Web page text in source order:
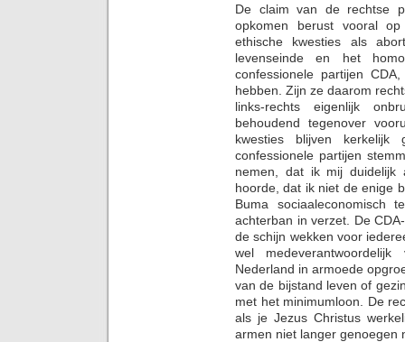
De claim van de rechtse
opkomen berust vooral
ethische kwesties als
levenseinde en het
confessionele partijen
hebben. Zijn ze daarom
links-rechts eigenlijk
behoudend tegenover
kwesties blijven
confessionele partijen
nemen, dat ik mij duidelijk
hoorde, dat ik niet de enige
Buma sociaaleconomisch
achterban in verzet. De
de schijn wekken voor
wel
Nederland in armoede
van de bijstand leven of
met het minimumloon. De
als je Jezus Christus
armen niet langer genoegen